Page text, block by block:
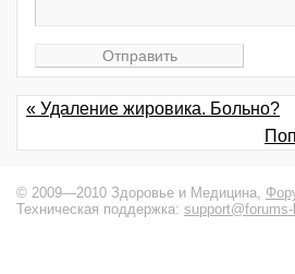
« Удаление жировика. Больно?
© 2009—2010 Здоровье и Медицина,
Техническая поддержка: